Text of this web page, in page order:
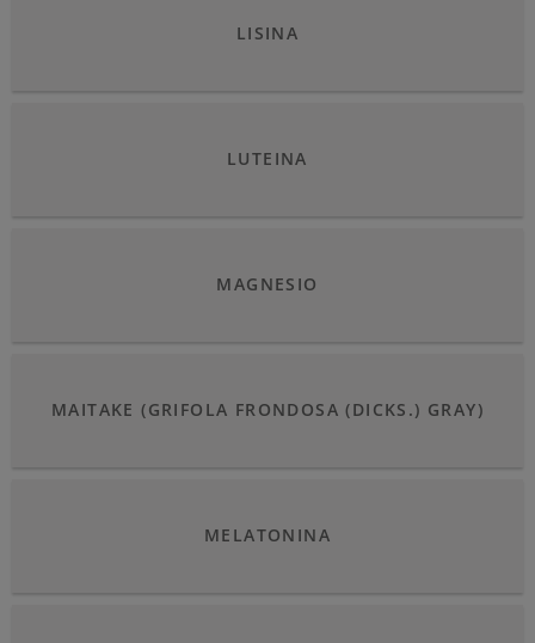
LISINA
LUTEINA
MAGNESIO
MAITAKE (GRIFOLA FRONDOSA (DICKS.) GRAY)
MELATONINA